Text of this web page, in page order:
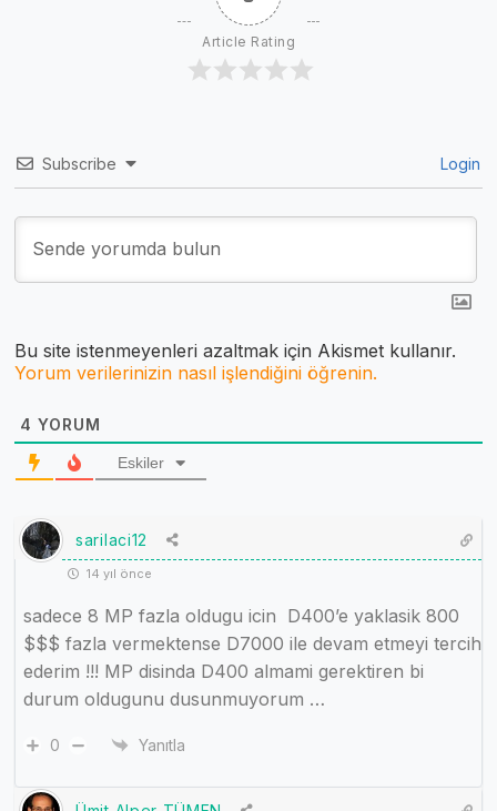
Article Rating
Subscribe Login
Bu site istenmeyenleri azaltmak için Akismet kullanır.
Yorum verilerinizin nasıl işlendiğini öğrenin.
4 YORUM
Eskiler
sarilaci12
14 yıl önce
sadece 8 MP fazla oldugu icin D400’e yaklasik 800
$$$ fazla vermektense D7000 ile devam etmeyi tercih
ederim !!! MP disinda D400 almami gerektiren bi
durum oldugunu dusunmuyorum …
0 Yanıtla